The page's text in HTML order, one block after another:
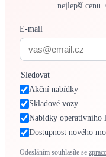
nejlepší cenu.
E-mail
Sledovat
Akční nabídky
Skladové vozy
Nabídky operativního
Dostupnost nového
Odesláním souhlasíte se